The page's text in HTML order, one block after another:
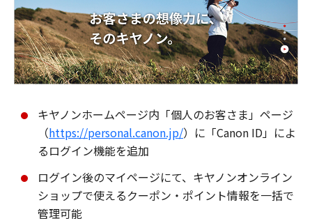
キヤノンホームページ内「個人のお客さま」ページ
（https://personal.canon.jp/）に「Canon ID」によ
るログイン機能を追加
ログイン後のマイページにて、キヤノンオンライン
ショップで使えるクーポン・ポイント情報を一括で
管理可能